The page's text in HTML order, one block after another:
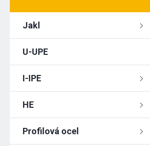
Jakl
U-UPE
I-IPE
HE
Profilová ocel